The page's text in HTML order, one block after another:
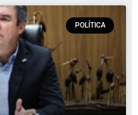
POLÍTICA